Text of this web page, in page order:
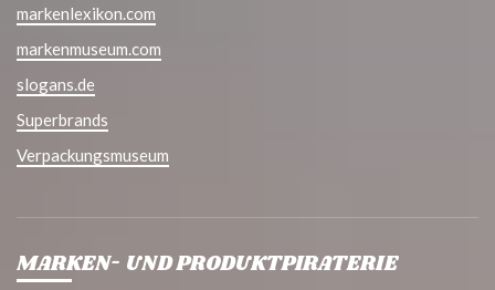
markenlexikon.com
markenmuseum.com
slogans.de
Superbrands
Verpackungsmuseum
MARKEN- UND PRODUKTPIRATERIE